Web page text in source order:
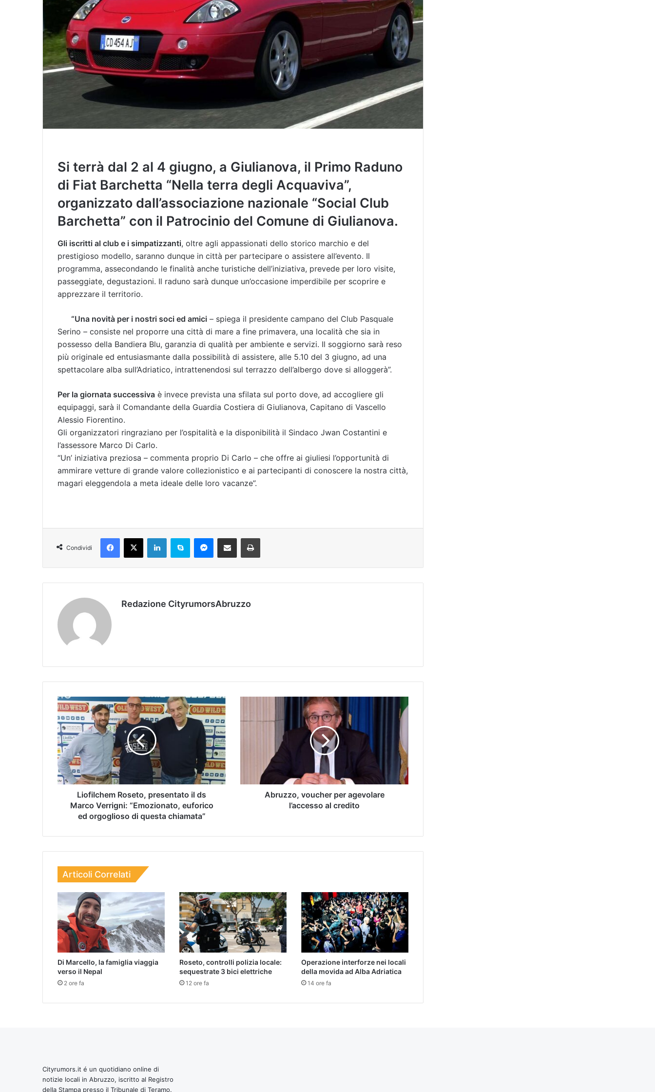
Si terrà dal 2 al 4 giugno, a Giulianova, il Primo Raduno
di Fiat Barchetta “Nella terra degli Acquaviva”,
organizzato dall’associazione nazionale “Social Club
Barchetta” con il Patrocinio del Comune di Giulianova.
Gli iscritti al club e i simpatizzanti, oltre agli appassionati dello storico marchio e del
prestigioso modello, saranno dunque in città per partecipare o assistere all’evento. Il
programma, assecondando le finalità anche turistiche dell’iniziativa, prevede per loro visite,
passeggiate, degustazioni. Il raduno sarà dunque un’occasione imperdibile per scoprire e
apprezzare il territorio.
“Una novità per i nostri soci ed amici – spiega il presidente campano del Club Pasquale
Serino – consiste nel proporre una città di mare a fine primavera, una località che sia in
possesso della Bandiera Blu, garanzia di qualità per ambiente e servizi. Il soggiorno sarà reso
più originale ed entusiasmante dalla possibilità di assistere, alle 5.10 del 3 giugno, ad una
spettacolare alba sull’Adriatico, intrattenendosi sul terrazzo dell’albergo dove si alloggerà”.
Per la giornata successiva è invece prevista una sfilata sul porto dove, ad accogliere gli
equipaggi, sarà il Comandante della Guardia Costiera di Giulianova, Capitano di Vascello
Alessio Fiorentino.
Gli organizzatori ringraziano per l’ospitalità e la disponibilità il Sindaco Jwan Costantini e
l’assessore Marco Di Carlo.
“Un’ iniziativa preziosa – commenta proprio Di Carlo – che offre ai giuliesi l’opportunità di
ammirare vetture di grande valore collezionistico e ai partecipanti di conoscere la nostra città,
magari eleggendola a meta ideale delle loro vacanze”.
Condividi
Redazione CityrumorsAbruzzo
Liofilchem Roseto, presentato il ds
Marco Verrigni: “Emozionato, euforico
ed orgoglioso di questa chiamata”
Abruzzo, voucher per agevolare
l’accesso al credito
Articoli Correlati
Di Marcello, la famiglia viaggia
verso il Nepal
2 ore fa
Roseto, controlli polizia locale:
sequestrate 3 bici elettriche
12 ore fa
Operazione interforze nei locali
della movida ad Alba Adriatica
14 ore fa
Cityrumors.it é un quotidiano online di
notizie locali in Abruzzo, iscritto al Registro
della Stampa presso il Tribunale di Teramo.